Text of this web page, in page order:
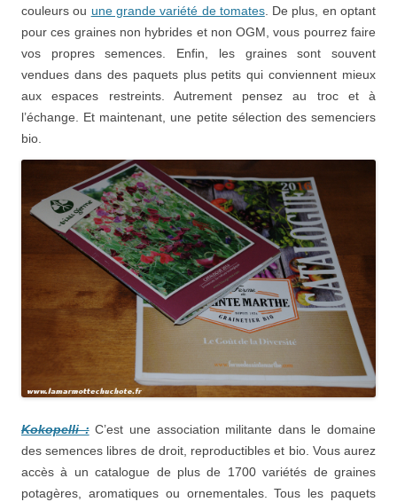
couleurs ou une grande variété de tomates. De plus, en optant
pour ces graines non hybrides et non OGM, vous pourrez faire
vos propres semences. Enfin, les graines sont souvent
vendues dans des paquets plus petits qui conviennent mieux
aux espaces restreints. Autrement pensez au troc et à
l’échange. Et maintenant, une petite sélection des semenciers
bio.
Kokopelli :C’est une association militante dans le domaine
des semences libres de droit, reproductibles et bio. Vous aurez
accès à un catalogue de plus de 1700 variétés de graines
potagères, aromatiques ou ornementales. Tous les paquets